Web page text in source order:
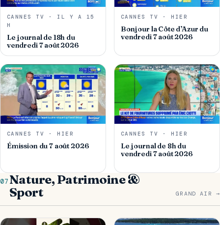
CANNES TV · IL Y A 15
H
Le journal de 18h du
vendredi 7 août 2026
CANNES TV · HIER
Bonjour la Côte d’Azur du
vendredi 7 août 2026
CANNES TV · HIER
Émission du 7 août 2026
CANNES TV · HIER
Le journal de 8h du
vendredi 7 août 2026
07 Nature, Patrimoine &
Sport
GRAND AIR →